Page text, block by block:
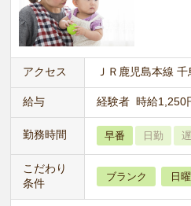
アクセス ＪＲ鹿児島本線
給与 経験者 時給1,250
勤務時間 早番 日勤
こだわり
条件
ブランク 日